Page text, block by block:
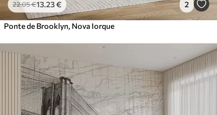
22.05€13.23€ 2
Ponte de Brooklyn, Nova Iorque